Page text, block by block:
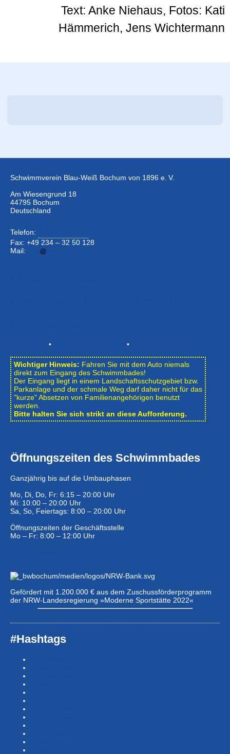
Text: Anke Niehaus, Fotos: Kati
Hämmerich, Jens Wichtermann
Schwimmverein Blau-Weiß Bochum von 1896 e. V.
Am Wiesengrund 18
44795 Bochum
Deutschland
Telefon:
Fax: +49 234 – 32 50 128
Mail:
• •
Wichtiger Hinweis: Fahren Sie mit dem Auto niemals
direkt zum Eingang des Schwimmbades!
Der Eingang liegt in einem Landschafts­schutzgebiet bzw.
Park­anlage und der schmale Weg darf daher nicht für das
"kurze" Absetzen von Familienangehörigen benutzt
werden.
Bitte halten Sie sich strikt an diese Aufforderung.
Öffnungszeiten des Schwimmbades
Ganzjährig bis auf die Umbauphasen
Mo, Di, Do, Fr: 6:15 – 20:00 Uhr
Mi: 10:00 – 20:00 Uhr
Sa, So, Feiertags: 8:00 – 20:00 Uhr
Öffnungszeiten der Geschäftsstelle
Mo – Fr: 8:00 – 12:00 Uhr
Gefördert mit 1.200.000 € aus dem Zuschussförderprogramm
der NRW-Landesregierung »Moderne Sportstätte 2022«
#Hashtags